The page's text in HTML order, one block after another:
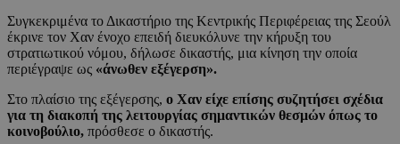
Συγκεκριμένα το Δικαστήριο της Κεντρικής Περιφέρειας της Σεούλ
έκρινε τον Χαν ένοχο επειδή διευκόλυνε την κήρυξη του
στρατιωτικού νόμου, δήλωσε δικαστής, μια κίνηση την οποία
περιέγραψε ως «άνωθεν εξέγερση».
Στο πλαίσιο της εξέγερσης, ο Χαν είχε επίσης συζητήσει σχέδια
για τη διακοπή της λειτουργίας σημαντικών θεσμών όπως το
κοινοβούλιο, πρόσθεσε ο δικαστής.